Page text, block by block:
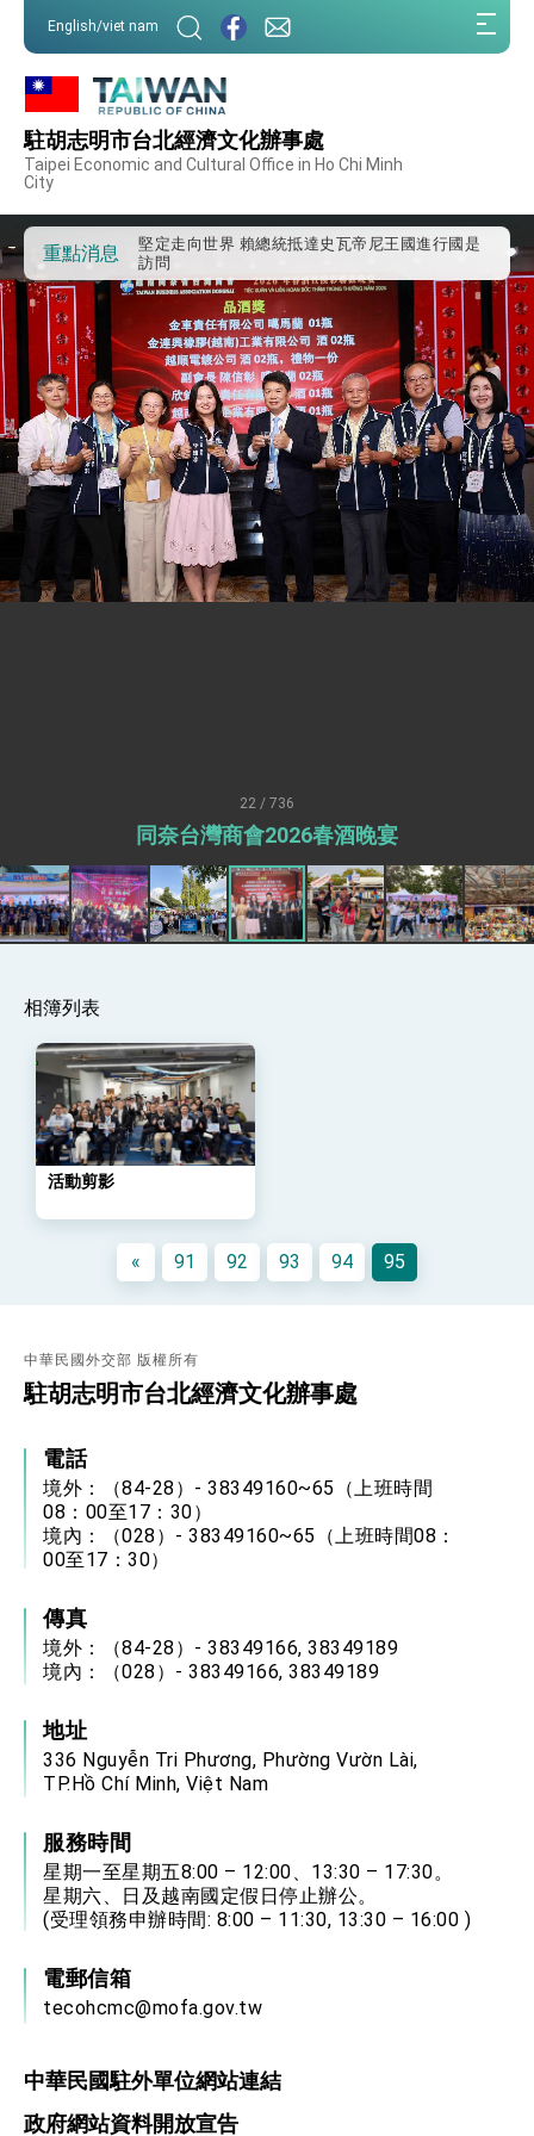
English/viet nam
駐胡志明市台北經濟文化辦事處
Taipei Economic and Cultural Office in Ho Chi Minh
City
重點消息
外交部重要言論
我國政府將在美國亞利桑納州設立「駐鳳凰城辦
第一屆亞太在宅醫療大會開幕 總統盼分享臺灣
經驗為亞太醫療照護發展開創新里程碑
外交部發布WHA文宣影片「台灣醫療點亮世界」
及「台灣智慧醫療與健康產業展」預告短片，向
走向世界 盼與理念相近國家共同維護國際秩序
堅定走向世界 賴總統抵達史瓦帝尼王國進行國是
訪問
總統與五院院長新春茶敘 盼化分歧為團結、為
國家邁出合作第一步
總統農曆春節談話
台美貿易協議完成簽署達成6大目標、創5大歷史
性突破 總統強調將以3大面向加速臺灣經濟轉型
升級 籲請立院全力支持並盡速通過
臺美簽署「對等貿易協定」確立對等關稅15%且不
疊加 我輸美2072項產品豁免對等關稅
總統接受「法新社」（AFP）專訪內容
外交部長林佳龍於《外交事務》撰文指出：自由
世界 需要台灣，團結合作方能守護繁榮
外交部長林佳龍出席《台灣光華雜誌》50週年慶
「見證蛻變，分享世界的光華」開幕式，期許數
外交部長林佳龍接見美國智庫「德國馬歇爾基金
會」訪問團一行，深化跨大西洋戰略夥伴關係
臺美經貿談判獲階段性成果 卓揆期勉爭取時間完
成「臺美對等貿易協定」簽署
卓揆：臺美關稅談判階段性結果有助臺灣取得有
利戰略地位 全力支持「臺美對等貿易協定」簽署
民調顯示多數國人滿意政府外交表現，高度支持
「總合外交」與台歐美日關係深化
總統以「韌性之島，希望之光」為題發表2026新
年談話
總統主持「守護民主台灣國安行動方案」記者
會 強調以實力守護台海和平 以決心掌握國家
總統發表執政周年談話 盼面對未來挑戰 堅持
團結 迎風轉型 穩健前行
賴總統就職演說影片
總統重要談話
外交部重要言論
22 / 736
同奈台灣商會2026春酒晚宴
相簿列表
活動剪影
« 91 92 93 94 95
中華民國外交部 版權所有
駐胡志明市台北經濟文化辦事處
電話
境外：（84-28）- 38349160~65（上班時間
08：00至17：30）
境內：（028）- 38349160~65（上班時間08：
00至17：30）
傳真
境外：（84-28）- 38349166, 38349189
境內：（028）- 38349166, 38349189
地址
336 Nguyễn Tri Phương, Phường Vườn Lài,
TP.Hồ Chí Minh, Việt Nam
服務時間
星期一至星期五8:00 – 12:00、13:30 – 17:30。
星期六、日及越南國定假日停止辦公。
(受理領務申辦時間: 8:00 – 11:30, 13:30 – 16:00 )
電郵信箱
tecohcmc@mofa.gov.tw
中華民國駐外單位網站連結
政府網站資料開放宣告